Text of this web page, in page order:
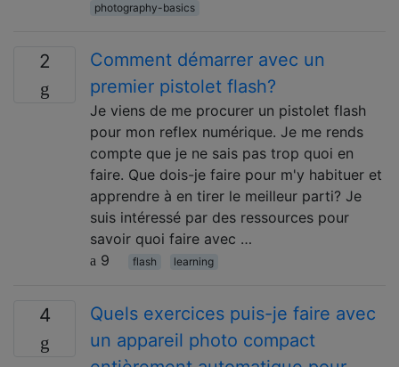
photography-basics
2
Comment démarrer avec un
premier pistolet flash?
Je viens de me procurer un pistolet flash
pour mon reflex numérique. Je me rends
compte que je ne sais pas trop quoi en
faire. Que dois-je faire pour m'y habituer et
apprendre à en tirer le meilleur parti? Je
suis intéressé par des ressources pour
savoir quoi faire avec …
9
flash learning
4
Quels exercices puis-je faire avec
un appareil photo compact